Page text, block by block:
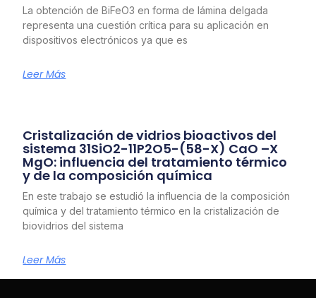
La obtención de BiFeO3 en forma de lámina delgada
representa una cuestión crítica para su aplicación en
dispositivos electrónicos ya que es
Leer Más
Cristalización de vidrios bioactivos del
sistema 31SiO2-11P2O5-(58-X) CaO –X
MgO: influencia del tratamiento térmico
y de la composición química
En este trabajo se estudió la influencia de la composición
química y del tratamiento térmico en la cristalización de
biovidrios del sistema
Leer Más